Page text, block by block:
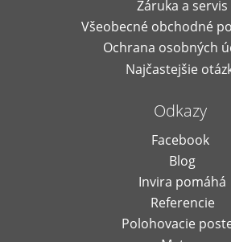
Záruka a servis
Všeobecné obchodné
Ochrana osobných
Najčastejšie
Odkazy
Facebook
Blog
Invira pomáhá
Referencie
Polohovacie